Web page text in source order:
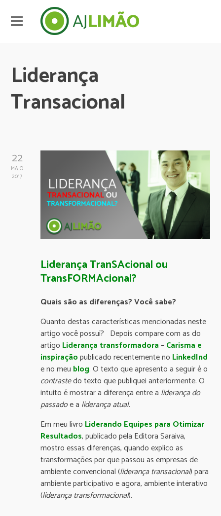
Liderança
Transacional
22
MAIO
2017
Liderança TranSAcional ou
TransFORMAcional?
Quais são as diferenças? Você sabe?
Quanto destas características mencionadas neste
artigo você possuí? Depois compare com as do
artigo Liderança transformadora–Carisma e
inspiraçãopublicado recentemente no LinkedInd
e no meu blog. O texto que apresento a seguir é o
contrastedo texto que publiquei anteriormente. O
intuito é mostrar a diferença entre a liderança do
passadoe a liderança atual.
Em meu livro Liderando Equipes para Otimizar
Resultados, publicado pela Editora Saraiva,
mostro essas diferenças, quando explico as
transformações por que passou as empresas de
ambiente convencional (liderança transacional) para
ambiente participativo e agora, ambiente interativo
(liderança transformacional).